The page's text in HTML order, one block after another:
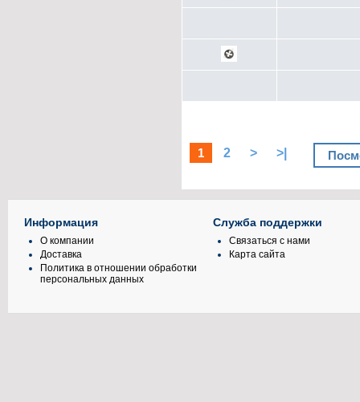
1 2 > >|
Информация
О компании
Доставка
Политика в отношении обработки
персональных данных
Служба поддержки
Связаться с нами
Карта сайта